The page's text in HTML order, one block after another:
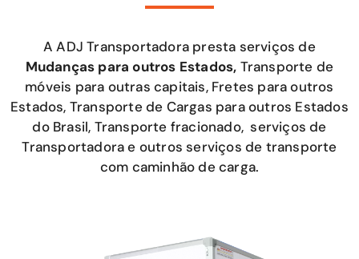
A ADJ Transportadora presta serviços de
Mudanças para outros Estados, Transporte de
móveis para outras capitais, Fretes para outros
Estados, Transporte de Cargas para outros Estados
do Brasil, Transporte fracionado, serviços de
Transportadora e outros serviços de transporte
com caminhão de carga.